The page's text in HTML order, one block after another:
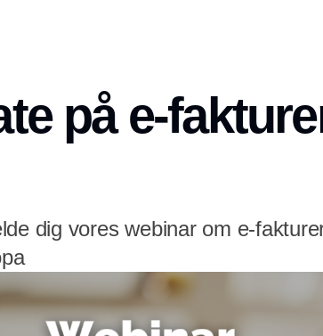
på e-
dig vores webinar om e-